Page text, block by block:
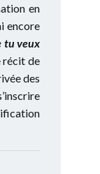
en
encore
tu veux
récit de
des